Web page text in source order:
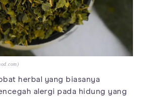
herbal yang biasanya
alergi pada hidung yang